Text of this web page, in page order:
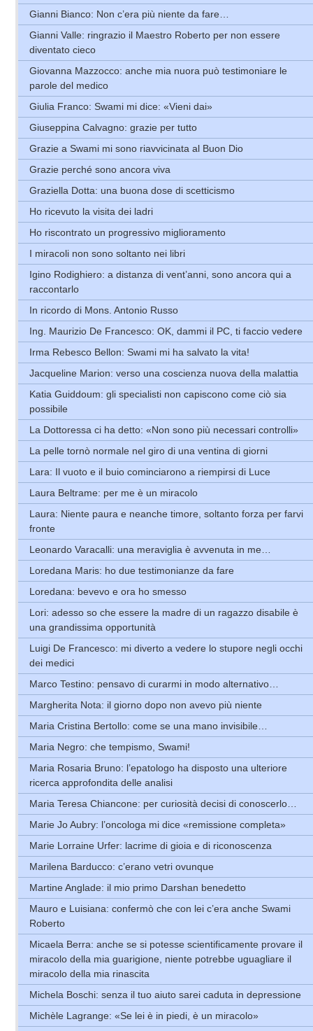
Gianni Bianco: Non c’era più niente da fare…
Gianni Valle: ringrazio il Maestro Roberto per non essere
diventato cieco
Giovanna Mazzocco: anche mia nuora può testimoniare le
parole del medico
Giulia Franco: Swami mi dice: «Vieni dai»
Giuseppina Calvagno: grazie per tutto
Grazie a Swami mi sono riavvicinata al Buon Dio
Grazie perché sono ancora viva
Graziella Dotta: una buona dose di scetticismo
Ho ricevuto la visita dei ladri
Ho riscontrato un progressivo miglioramento
I miracoli non sono soltanto nei libri
Igino Rodighiero: a distanza di vent’anni, sono ancora qui a
raccontarlo
In ricordo di Mons. Antonio Russo
Ing. Maurizio De Francesco: OK, dammi il PC, ti faccio vedere
Irma Rebesco Bellon: Swami mi ha salvato la vita!
Jacqueline Marion: verso una coscienza nuova della malattia
Katia Guiddoum: gli specialisti non capiscono come ciò sia
possibile
La Dottoressa ci ha detto: «Non sono più necessari controlli»
La pelle tornò normale nel giro di una ventina di giorni
Lara: Il vuoto e il buio cominciarono a riempirsi di Luce
Laura Beltrame: per me è un miracolo
Laura: Niente paura e neanche timore, soltanto forza per farvi
fronte
Leonardo Varacalli: una meraviglia è avvenuta in me…
Loredana Maris: ho due testimonianze da fare
Loredana: bevevo e ora ho smesso
Lori: adesso so che essere la madre di un ragazzo disabile è
una grandissima opportunità
Luigi De Francesco: mi diverto a vedere lo stupore negli occhi
dei medici
Marco Testino: pensavo di curarmi in modo alternativo…
Margherita Nota: il giorno dopo non avevo più niente
Maria Cristina Bertollo: come se una mano invisibile…
Maria Negro: che tempismo, Swami!
Maria Rosaria Bruno: l’epatologo ha disposto una ulteriore
ricerca approfondita delle analisi
Maria Teresa Chiancone: per curiosità decisi di conoscerlo…
Marie Jo Aubry: l’oncologa mi dice «remissione completa»
Marie Lorraine Urfer: lacrime di gioia e di riconoscenza
Marilena Barducco: c’erano vetri ovunque
Martine Anglade: il mio primo Darshan benedetto
Mauro e Luisiana: confermò che con lei c’era anche Swami
Roberto
Micaela Berra: anche se si potesse scientificamente provare il
miracolo della mia guarigione, niente potrebbe uguagliare il
miracolo della mia rinascita
Michela Boschi: senza il tuo aiuto sarei caduta in depressione
Michèle Lagrange: «Se lei è in piedi, è un miracolo»